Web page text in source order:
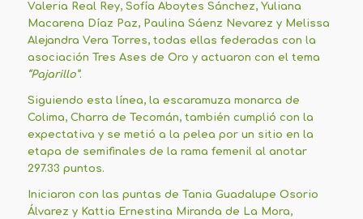
Valeria Real Rey, Sofía Aboytes Sánchez, Yuliana
Macarena Díaz Paz, Paulina Sáenz Nevarez y Melissa
Alejandra Vera Torres, todas ellas federadas con la
asociación Tres Ases de Oro y actuaron con el tema
“Pajarillo”.
Siguiendo esta línea, la escaramuza monarca de
Colima, Charra de Tecomán, también cumplió con la
expectativa y se metió a la pelea por un sitio en la
etapa de semifinales de la rama femenil al anotar
297.33 puntos.
Iniciaron con las puntas de Tania Guadalupe Osorio
Álvarez y Kattia Ernestina Miranda de La Mora,